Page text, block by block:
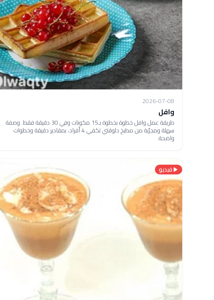
2026-07-08
وافل
طريقة عمل وافل خطوة بخطوة بـ15 مكونات وفي 30 دقيقة فقط. وصفة
سهلة ومجرّبة من مطبخ دلوقتي تكفي 4 أفراد، بمقادير دقيقة وخطوات
واضحة.
فيديو